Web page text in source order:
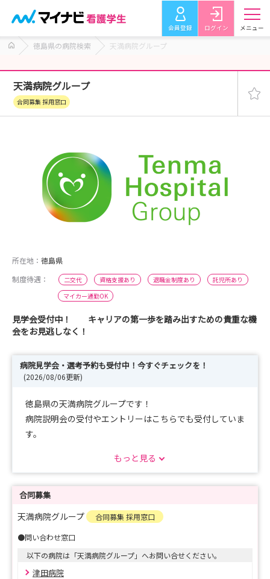
会員登録 ログイン メニュー
徳島県の病院検索 天満病院グループ
天満病院グループ
合同募集 採用窓口
所在地： 徳島県
制度待遇：
二交代 資格支援あり 退職金制度あり
託児所あり
マイカー通勤OK
見学会受付中！ キャリアの第一歩を踏み出すための貴重な機
会をお見逃しなく！
病院見学会・選考予約も受付中！今すぐチェックを！
(2026/08/06更新)
徳島県の天満病院グループです！
病院説明会の受付やエントリーはこちらでも受付していま
す。
もっと見る
合同募集
天満病院グループ
合同募集 採用窓口
●問い合わせ窓口
以下の病院は「天満病院グループ」へお問い合せください。
津田病院